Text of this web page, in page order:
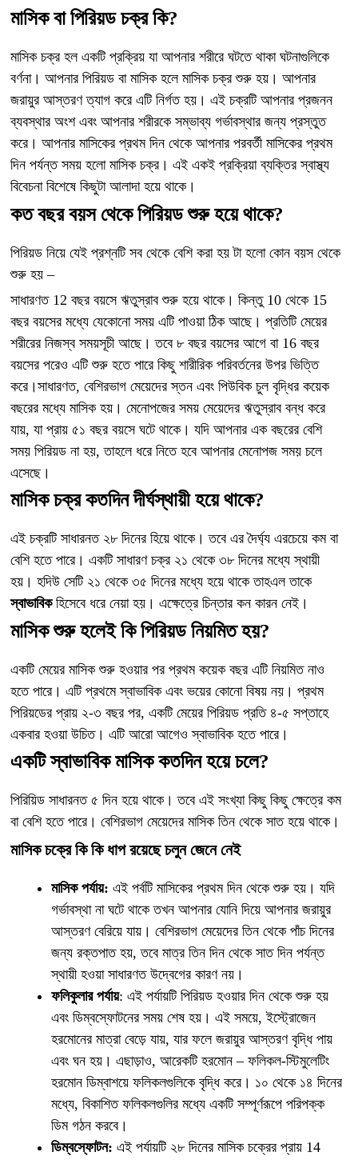
মাসিক বা পিরিয়ড চক্র কি?
মাসিক চক্র হল একটি প্রক্রিয় যা আপনার শরীরে ঘটতে থাকা ঘটনাগুলিকে
বর্ণনা। আপনার পিরিয়ড বা মাসিক হলে মাসিক চক্র শুরু হয়। আপনার
জরায়ুর আস্তরণ ত্যাগ করে এটি নির্গত হয়। এই চক্রটি আপনার প্রজনন
ব্যবস্থার অংশ এবং আপনার শরীরকে সম্ভাব্য গর্ভাবস্থার জন্য প্রস্তুত
করে। আপনার মাসিকের প্রথম দিন থেকে আপনার পরবর্তী মাসিকের প্রথম
দিন পর্যন্ত সময় হলো মাসিক চক্র। এই একই প্রক্রিয়া ব্যক্তির স্বাস্থ্য
বিবেচনা বিশেষে কিছুটা আলাদা হয়ে থাকে।
কত বছর বয়স থেকে পিরিয়ড শুরু হয়ে থাকে?
পিরিয়ড নিয়ে যেই প্রশ্নটি সব থেকে বেশি করা হয় টা হলো কোন বয়স থেকে
শুরু হয় –
সাধারণত 12 বছর বয়সে ঋতুস্রাব শুরু হয়ে থাকে। কিন্তু 10 থেকে 15
বছর বয়সের মধ্যে যেকোনো সময় এটি পাওয়া ঠিক আছে। প্রতিটি মেয়ের
শরীরের নিজস্ব সময়সূচী আছে। তবে ৮ বছর বয়সের আগে বা 16 বছর
বয়সের পরেও এটি শুরু হতে পারে কিছু শারীরিক পরিবর্তনের উপর ভিত্তি
করে।সাধারণত, বেশিরভাগ মেয়েদের স্তন এবং পিউবিক চুল বৃদ্ধির কয়েক
বছরের মধ্যে মাসিক হয়। মেনোপজের সময় মেয়েদের ঋতুস্রাব বন্ধ করে
যায়, যা প্রায় ৫১ বছর বয়সে ঘটে থাকে। যদি আপনার এক বছরের বেশি
সময় পিরিয়ড না হয়, তাহলে ধরে নিতে হবে আপনার মেনোপজ সময় চলে
এসেছে।
মাসিক চক্র কতদিন দীর্ঘস্থায়ী হয়ে থাকে?
এই চক্রটি সাধারনত ২৮ দিনের হিয়ে থাকে। তবে এর দৈর্ঘ্য এরচেয়ে কম বা
বেশি হতে পারে। একটি সাধারণ চক্র ২১ থেকে ৩৮ দিনের মধ্যে স্থায়ী
হয়। হদিউ সেটি ২১ থেকে ৩৫ দিনের মধ্যে হয়ে থাকে তাহএল তাকে
স্বাভাবিকহিসেবে ধরে নেয়া হয়। এক্ষেত্রে চিন্তার কন কারন নেই।
মাসিক শুরু হলেই কি পিরিয়ড নিয়মিত হয়?
একটি মেয়ের মাসিক শুরু হওয়ার পর প্রথম কয়েক বছর এটি নিয়মিত নাও
হতে পারে। এটি প্রথমে স্বাভাবিক এবং ভয়ের কোনো বিষয় নয়। প্রথম
পিরিয়ডের প্রায় ২-৩ বছর পর, একটি মেয়ের পিরিয়ড প্রতি ৪-৫ সপ্তাহে
একবার হওয়া উচিত। এটি আরো আগেও স্বাভাবিক হতে পারে।
একটি স্বাভাবিক মাসিক কতদিন হয়ে চলে?
পিরিয়িড সাধারনত ৫ দিন হয়ে থাকে। তবে এই সংখ্যা কিছু কিছু ক্ষেত্রে কম
বা বেশি হতে পারে। বেশিরভাগ মেয়েদের মাসিক তিন থেকে সাত হয়ে থাকে।
মাসিক চক্রে কি কি ধাপ রয়েছে চলুন জেনে নেই
মাসিক পর্যায়: এই পর্বটি মাসিকের প্রথম দিন থেকে শুরু হয়। যদি
গর্ভাবস্থা না ঘটে থাকে তখন আপনার যোনি দিয়ে আপনার জরায়ুর
আস্তরণ বেরিয়ে যায়। বেশিরভাগ মেয়েদের তিন থেকে পাঁচ দিনের
জন্য রক্তপাত হয়, তবে মাত্র তিন দিন থেকে সাত দিন পর্যন্ত
স্থায়ী হওয়া সাধারণত উদ্বেগের কারণ নয়।
ফলিকুলার পর্যায়: এই পর্যায়টি পিরিয়ড হওয়ার দিন থেকে শুরু হয়
এবং ডিম্বস্ফোটনের সময় শেষ হয়। এই সময়ে, ইস্ট্রোজেন
হরমোনের মাত্রা বেড়ে যায়, যার ফলে জরায়ুর আস্তরণ বৃদ্ধি পায়
এবং ঘন হয়। এছাড়াও, আরেকটি হরমোন – ফলিকল-স্টিমুলেটিং
হরমোন ডিম্বাশয়ে ফলিকলগুলিকে বৃদ্ধি করে। ১০ থেকে ১৪ দিনের
মধ্যে, বিকাশিত ফলিকলগুলির মধ্যে একটি সম্পূর্ণরূপে পরিপক্ক
ডিম গঠন করবে।
ডিম্বস্ফোটন: এই পর্যায়টি ২৮ দিনের মাসিক চক্রের প্রায় 14